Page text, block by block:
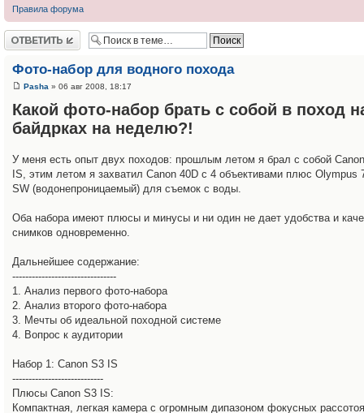
Правила форума
Ответить
Фото-набор для водного похода
Pasha » 06 авг 2008, 18:17
Какой фото-набор брать с собой в поход
байдрках на неделю?!
У меня есть опыт двух походов: прошлым летом я брал с собой
IS, этим летом я захватил Canon 40D с 4 объективами плюс Olympus
SW (водонепроницаемый) для съемок с воды.
Оба набора имеют плюсы и минусы и ни один не дает удобства и
снимков одновременно.
Дальнейшее содержание:
--------------------------------
1. Анализ первого фото-набора
2. Анализ второго фото-набора
3. Мечты об идеальной походной системе
4. Вопрос к аудитории
Набор 1: Canon S3 IS
----------------------------
Плюсы Canon S3 IS:
Компактная, легкая камера с огромным дипазоном фокусных